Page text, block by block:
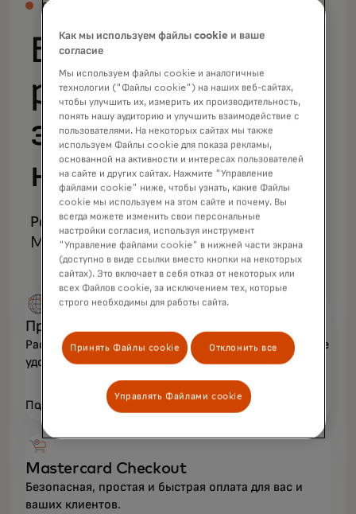
СПОСОБЫ ПРИЁМА ПЛАТЕЖЕЙ
Бизнес любого
размера работает
эффективнее с
нами
Решения для приема платежей по картам
Mastercard.
Преимущества приема платежей
Растите продажи, радуйте клиентов и обеспечивайте
удобные и безопасные платежи по всему миру.
Подробнее
Mastercard Checkout
Безопасная, простая и быстрая оплата для вас и
ваших клиентов.
Как мы используем файлы cookie и ваше
согласие
Мы используем файлы cookie и аналогичные
технологии ("Файлы cookie") на наших веб-сайтах,
чтобы улучшить их, измерить их производительность,
понять нашу аудиторию и улучшить взаимодействие с
пользователями. На некоторых сайтах мы также
используем Файлы cookie для показа рекламы,
основанной на активности и интересах пользователей
на сайте и других сайтах. Нажмите "Управление
файлами cookie" ниже, чтобы узнать, какие Файлы
cookie мы используем на этом сайте и почему. Вы
всегда можете изменить свои персональные
настройки согласия, используя инструмент
"Управление файлами cookie" в нижней части экрана
(доступно в виде ссылки вместо кнопки на некоторых
сайтах). Это включает в себя отказ от некоторых или
всех Файлов cookie, за исключением тех, которые
строго необходимы для работы сайта.
Принять Файлы cookie Отклонить все
Управлять Файлами cookie